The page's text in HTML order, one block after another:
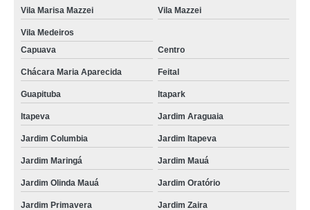
Vila Marisa Mazzei Vila Mazzei
Vila Medeiros
Capuava
Centro
Chácara Maria Aparecida Feital
Guapituba Itapark
Itapeva Jardim Araguaia
Jardim Columbia Jardim Itapeva
Jardim Maringá Jardim Mauá
Jardim Olinda Mauá Jardim Oratório
Jardim Primavera Jardim Zaira